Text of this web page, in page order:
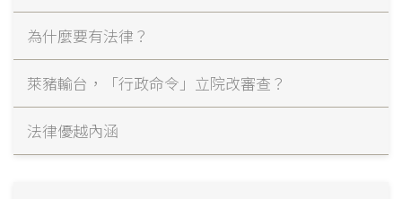
為什麼要有法律？
萊豬輸台，「行政命令」立院改審查？
法律優越內涵